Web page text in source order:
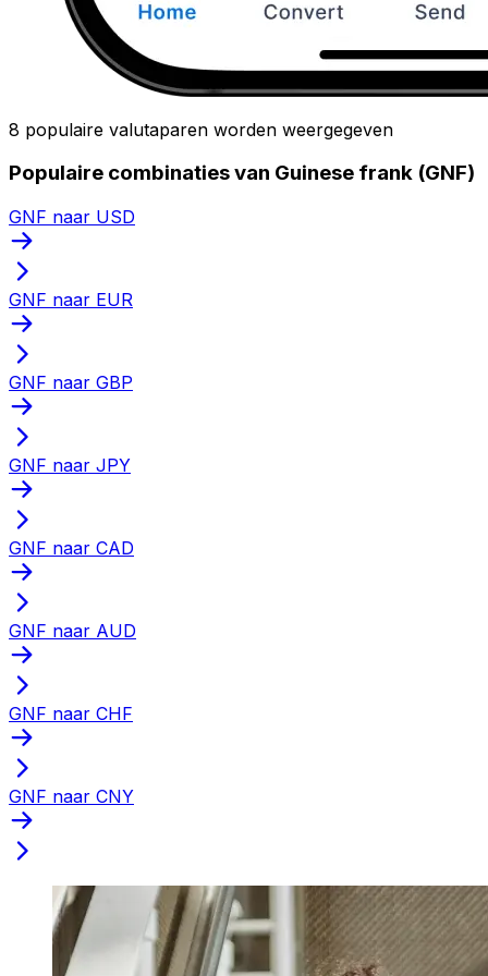
8 populaire valutaparen worden weergegeven
Populaire combinaties van Guinese frank (GNF)
GNF naar USD
GNF naar EUR
GNF naar GBP
GNF naar JPY
GNF naar CAD
GNF naar AUD
GNF naar CHF
GNF naar CNY